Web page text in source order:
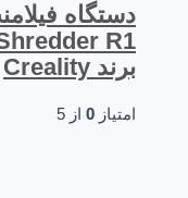
دستگاه
R1
برند Creality
امتیاز 0 از 5